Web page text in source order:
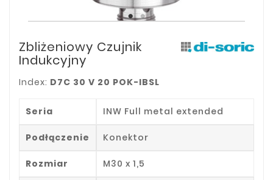
Zbliżeniowy Czujnik
Indukcyjny
Index: D7C 30 V 20 POK-IBSL
Seria INW Full metal extended
Podłączenie Konektor
Rozmiar M30 x 1,5